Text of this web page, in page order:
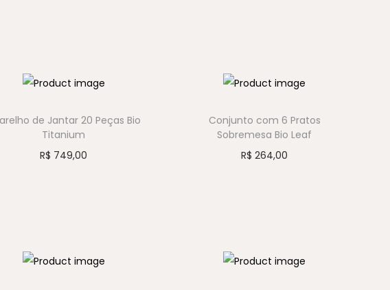
de Jantar 20 Peças Bio
Titanium
R$ 749,00
Conjunto com 6 Pratos
Sobremesa Bio Leaf
R$ 264,00